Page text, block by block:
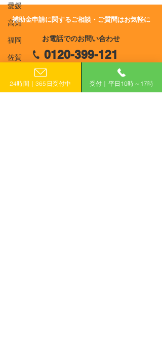
愛媛
高知
福岡
佐賀
熊本
和8年度 多様な観光コン
テンツ整備促進事業補助
金
​補助金申請に関するご相談・ご質問はお気軽に
お電話でのお問い合わせ
0120-399-121
（平日10:00−17:00）
24時間｜365日受付中 受付｜平日10時～17時